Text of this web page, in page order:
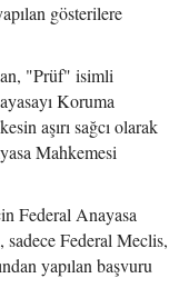
gösterilere
"Prüf" isimli
Koruma
aşırı sağcı olarak
Mahkemesi
Federal Anayasa
sadece Federal Meclis,
yapılan başvuru